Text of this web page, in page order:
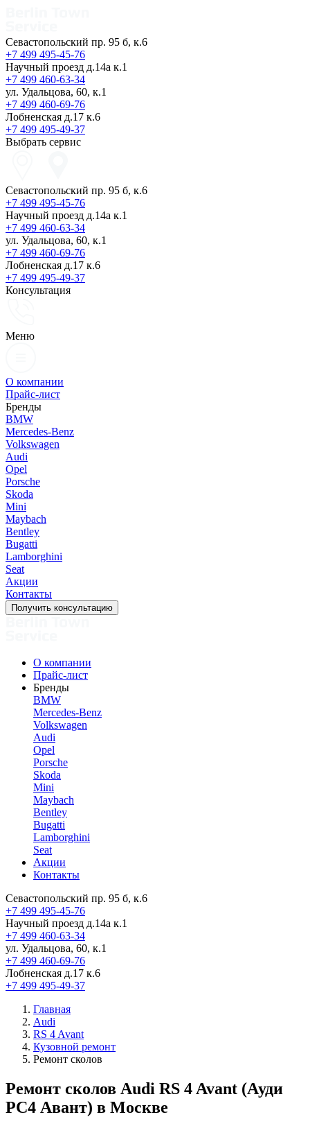
Севастопольский пр. 95 б, к.6
+7 499 495-45-76
Научный проезд д.14а к.1
+7 499 460-63-34
ул. Удальцова, 60, к.1
+7 499 460-69-76
Лобненская д.17 к.6
+7 499 495-49-37
Выбрать сервис
Севастопольский пр. 95 б, к.6
+7 499 495-45-76
Научный проезд д.14а к.1
+7 499 460-63-34
ул. Удальцова, 60, к.1
+7 499 460-69-76
Лобненская д.17 к.6
+7 499 495-49-37
Консультация
Меню
О компании
Прайс-лист
Бренды
BMW
Mercedes-Benz
Volkswagen
Audi
Opel
Porsche
Skoda
Mini
Maybach
Bentley
Bugatti
Lamborghini
Seat
Акции
Контакты
Получить консультацию
О компании
Прайс-лист
Бренды
BMW
Mercedes-Benz
Volkswagen
Audi
Opel
Porsche
Skoda
Mini
Maybach
Bentley
Bugatti
Lamborghini
Seat
Акции
Контакты
Севастопольский пр. 95 б, к.6
+7 499 495-45-76
Научный проезд д.14а к.1
+7 499 460-63-34
ул. Удальцова, 60, к.1
+7 499 460-69-76
Лобненская д.17 к.6
+7 499 495-49-37
Главная
Audi
RS 4 Avant
Кузовной ремонт
Ремонт сколов
Ремонт сколов Audi RS 4 Avant (Ауди
РС4 Авант) в Москве